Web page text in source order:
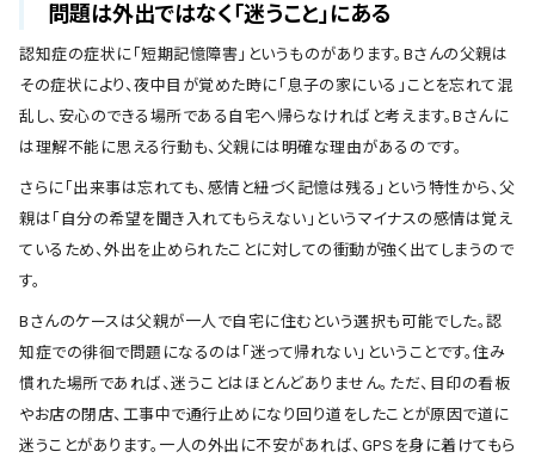
問題は外出ではなく「迷うこと」にある
認知症の症状に「短期記憶障害」というものがあります。Bさんの父親は
その症状により、夜中目が覚めた時に「息子の家にいる」ことを忘れて混
乱し、安心のできる場所である自宅へ帰らなければと考えます。Bさんに
は理解不能に思える行動も、父親には明確な理由があるのです。
さらに「出来事は忘れても、感情と紐づく記憶は残る」という特性から、父
親は「自分の希望を聞き入れてもらえない」というマイナスの感情は覚え
ているため、外出を止められたことに対しての衝動が強く出てしまうので
す。
Bさんのケースは父親が一人で自宅に住むという選択も可能でした。認
知症での徘徊で問題になるのは「迷って帰れない」ということです。住み
慣れた場所であれば、迷うことはほとんどありません。ただ、目印の看板
やお店の閉店、工事中で通行止めになり回り道をしたことが原因で道に
迷うことがあります。一人の外出に不安があれば、GPSを身に着けてもら